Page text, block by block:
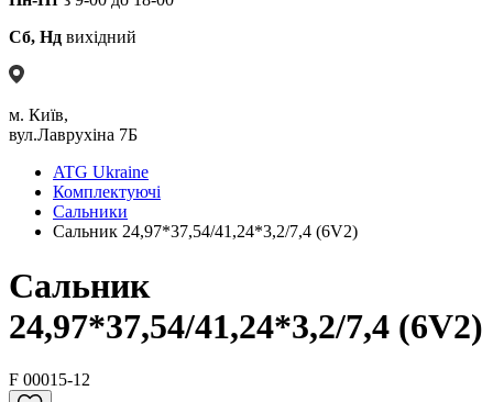
Сб, Нд вихідний
м. Київ,
вул.Лаврухіна 7Б
ATG Ukraine
Комплектуючі
Сальники
Сальник 24,97*37,54/41,24*3,2/7,4 (6V2)
Сальник
24,97*37,54/41,24*3,2/7,4 (6V2)
F 00015-12